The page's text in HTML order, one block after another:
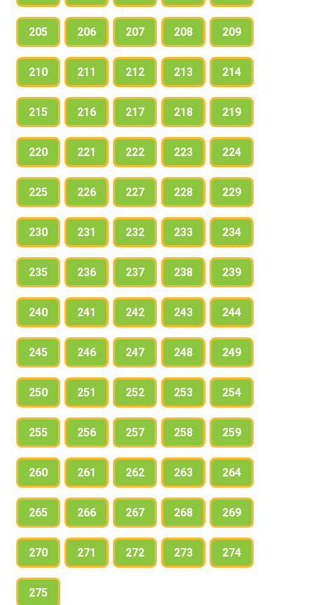
205 206 207 208 209
210 211 212 213 214
215 216 217 218 219
220 221 222 223 224
225 226 227 228 229
230 231 232 233 234
235 236 237 238 239
240 241 242 243 244
245 246 247 248 249
250 251 252 253 254
255 256 257 258 259
260 261 262 263 264
265 266 267 268 269
270 271 272 273 274
275